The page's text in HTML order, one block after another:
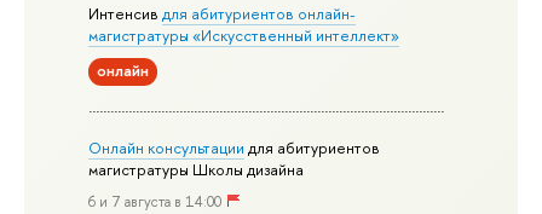
Интенсивдля абитуриентов онлайн-
магистратуры «Искусственный интеллект»
онлайн
Онлайн консультации для абитуриентов
магистратуры Школы дизайна
6 и 7 августа в 14:00